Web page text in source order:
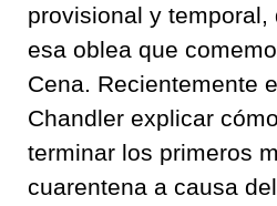
provisional y temporal,
esa oblea que
Cena. Recientemente
Chandler explicar
terminar los primeros
cuarentena a causa del